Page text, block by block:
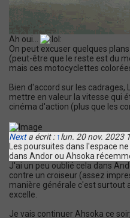
Ah oui...
On peut excuser quelques
(peut-être que le reste est du
mais ces motocyclettes
Bien d'accord sur les
mettre en valeur la vitesse qui
cinéma d'action (plus que les
Nexta écrit : ↑lun. 20 nov. 2023
Les poursuites dans l'espace
dans Andor ou Ahsoka
J'ai un peu oublié cela dans
contre un croiseur (assez
manière générale c'est surtout
excelle.
Je vais continuer Ahsoka ce